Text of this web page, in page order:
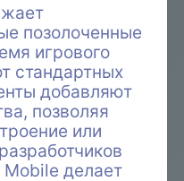
позолоченные
игрового
стандартных
добавляют
позволяя
или
Mobile делает